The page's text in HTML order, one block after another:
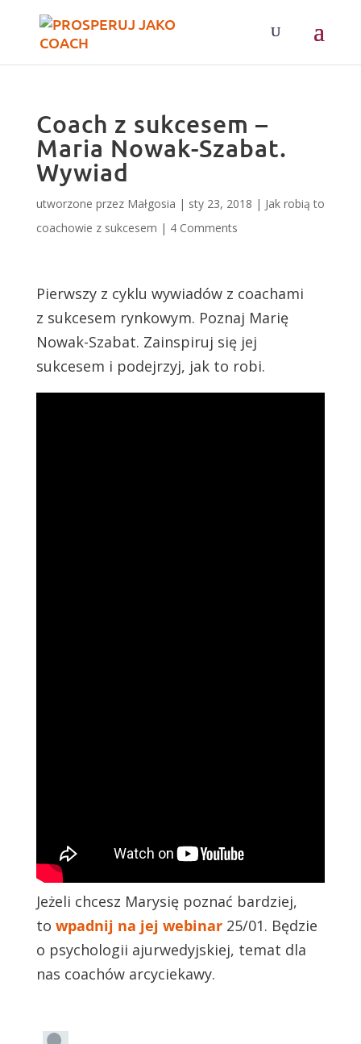
Coach z sukcesem –
Maria Nowak-Szabat.
Wywiad
utworzone przez Małgosia | sty 23, 2018 | Jak robią to
coachowie z sukcesem | 4 Comments
Pierwszy z cyklu wywiadów z coachami
z sukcesem rynkowym. Poznaj Marię
Nowak-Szabat. Zainspiruj się jej
sukcesem i podejrzyj, jak to robi.
Jeżeli chcesz Marysię poznać bardziej,
to wpadnij na jej webinar25/01. Będzie
o psychologii ajurwedyjskiej, temat dla
nas coachów arcyciekawy.